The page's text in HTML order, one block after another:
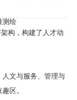
测绘
构，构建了人才动
文与服务、管理与
区。